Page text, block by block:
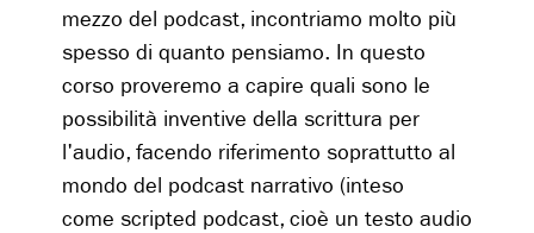
mezzo del podcast, incontriamo molto più
spesso di quanto pensiamo. In questo
corso proveremo a capire quali sono le
possibilità inventive della scrittura per
l'audio, facendo riferimento soprattutto al
mondo del podcast narrativo (inteso
come scripted podcast, cioè un testo audio